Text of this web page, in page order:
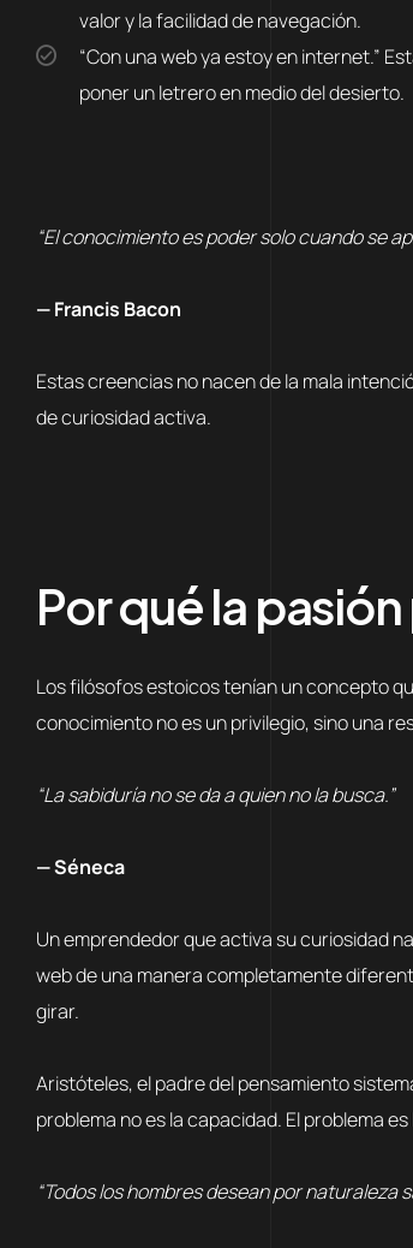
valor y la facilidad de navegación.
“Con una web ya estoy en internet.” Estar en internet no es lo mismo que ser encontrado en internet. Sin estrategia, es como
poner un letrero en medio del desierto.
“El conocimiento es poder solo cuando se
— Francis Bacon
Estas creencias no nacen de la mala
de curiosidad activa.
Por qué la
Los filósofos estoicos tenían un concepto
conocimiento no es un privilegio, sino una
“La sabiduría no se da a quien no la busca.”
— Séneca
Un emprendedor que activa su curiosidad
web de una manera completamente
girar.
Aristóteles, el padre del pensamiento
problema no es la capacidad. El problema
“Todos los hombres desean por naturaleza